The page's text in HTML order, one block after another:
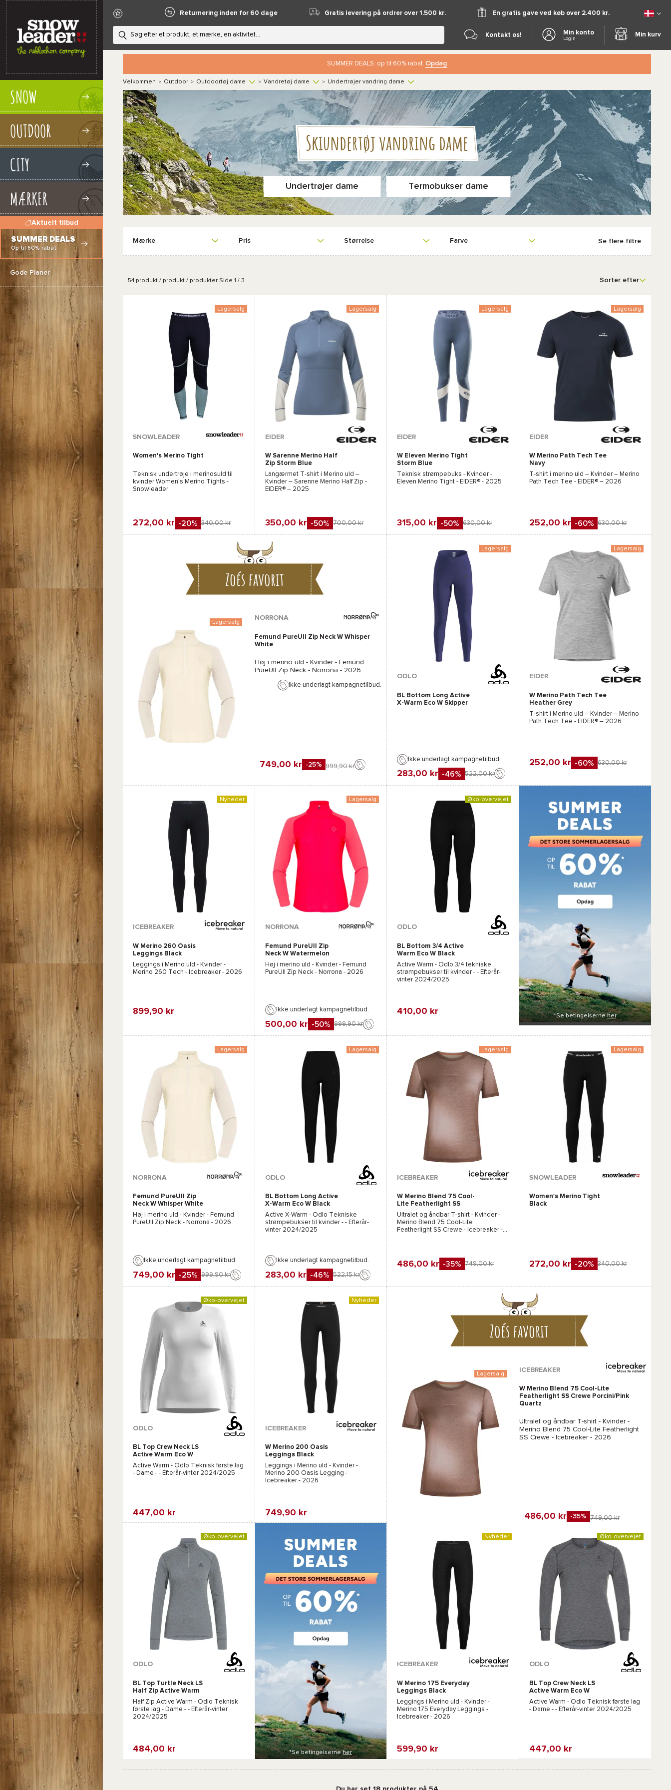
SNOW
OUTDOOR
CITY
MÆRKER
Aktuelt tilbud
SUMMER DEALS
Op til 60% rabat
Gode Planer
Returnering inden for 60 dage Gratis levering på ordrer over 1.500 kr. En gratis gave ved køb over 2.400 kr.
Kontakt os! Min konto
Login
Min kurv
SUMMER DEALS: op til 60% rabat Opdag
Velkommen > Outdoor > Outdoortøj dame > Vandretøj dame > Undertrøjer vandring dame
Skiundertøj vandring dame
Undertrøjer dame Termobukser dame
Mærke Pris Størrelse Farve Se flere filtre
54 produkt / produkt / produkter Side 1 / 3 Sorter efter
Lagersalg
SNOWLEADER
Women's Merino Tight
Teknisk undertrøje i merinosuld til
kvinder Women's Merino Tights -
Snowleader
272,00 kr -20% 340,00 kr
Lagersalg
EIDER
W Sarenne Merino Half
Zip Storm Blue
Langærmet T-shirt i Merino uld –
Kvinder – Sarenne Merino Half Zip -
EIDER®– 2025
350,00 kr -50% 700,00 kr
Lagersalg
Sort
EIDER
W Eleven Merino Tight
Storm Blue
Teknisk strømpebuks - Kvinder -
Eleven Merino Tight - EIDER® - 2025
315,00 kr -50% 630,00 kr
Lagersalg
Grå
EIDER
W Merino Path Tech Tee
Navy
T-shirt i merino uld – Kvinder – Merino
Path Tech Tee - EIDER®– 2026
252,00 kr -60% 630,00 kr
Zoés favorit
Lagersalg
NORRONA
Femund PureUll Zip Neck W Whisper
White
Høj i merino uld - Kvinder - Femund
PureUll Zip Neck - Norrona - 2026
Ikke underlagt kampagnetilbud.
749,00 kr -25% 999,90 kr
Lagersalg
ODLO
BL Bottom Long Active
X-Warm Eco W Skipper
Ikke underlagt kampagnetilbud.
283,00 kr -46% 522,00 kr
Lagersalg
Flåde
EIDER
W Merino Path Tech Tee
Heather Grey
T-shirt i Merino uld – Kvinder – Merino
Path Tech Tee - EIDER®– 2026
252,00 kr -60% 630,00 kr
Nyheder
ICEBREAKER
W Merino 260 Oasis
Leggings Black
Leggings i Merino uld - Kvinder -
Merino 260 Tech - Icebreaker - 2026
899,90 kr
Lagersalg
Hvid
NORRONA
Femund PureUll Zip
Neck W Watermelon
Høj i merino uld - Kvinder - Femund
PureUll Zip Neck - Norrona - 2026
Ikke underlagt kampagnetilbud.
500,00 kr -50% 999,90 kr
Øko-overvejet
ODLO
BL Bottom 3/4 Active
Warm Eco W Black
Active Warm - Odlo 3/4 tekniske
strømpebukser til kvinder - - Efterår-
vinter 2024/2025
410,00 kr *Se betingelserneher
Lagersalg
Lyserød
NORRONA
Femund PureUll Zip
Neck W Whisper White
Høj i merino uld - Kvinder - Femund
PureUll Zip Neck - Norrona - 2026
Ikke underlagt kampagnetilbud.
749,00 kr -25% 999,90 kr
Lagersalg
ODLO
BL Bottom Long Active
X-Warm Eco W Black
Active X-Warm - Odlo Tekniske
strømpebukser til kvinder - - Efterår-
vinter 2024/2025
Ikke underlagt kampagnetilbud.
283,00 kr -46% 522,15 kr
Lagersalg
ICEBREAKER
W Merino Blend 75 Cool-
Lite Featherlight SS
Crewe Porcini/Pink
Quartz
Ultralet og åndbar T-shirt - Kvinder -
Merino Blend 75 Cool-Lite
Featherlight SS Crewe - Icebreaker -
486,00 kr -35% 749,00 kr
Lagersalg
Flåde
SNOWLEADER
Women's Merino Tight
Black
272,00 kr -20% 340,00 kr
Øko-overvejet
Sort Hvid Grå
ODLO
BL Top Crew Neck LS
Active Warm Eco W
White
Active Warm - Odlo Teknisk første lag
- Dame - - Efterår-vinter 2024/2025
447,00 kr
Nyheder
Flåde
ICEBREAKER
W Merino 200 Oasis
Leggings Black
Leggings i Merino uld - Kvinder -
Merino 200 Oasis Legging -
Icebreaker- 2026
749,90 kr
Zoés favorit
Lagersalg
ICEBREAKER
W Merino Blend 75 Cool-Lite
Featherlight SS Crewe Porcini/Pink
Quartz
Ultralet og åndbar T-shirt - Kvinder -
Merino Blend 75 Cool-Lite Featherlight
SS Crewe - Icebreaker- 2026
486,00 kr -35% 749,00 kr
Øko-overvejet
ODLO
BL Top Turtle Neck LS
Half Zip Active Warm
Eco W Steel Grey
Melange
Half Zip Active Warm - Odlo Teknisk
første lag - Dame - - Efterår-vinter
2024/2025
484,00 kr *Se betingelserneher
Nyheder
ICEBREAKER
W Merino 175 Everyday
Leggings Black
Leggings i Merino uld - Kvinder -
Merino 175 Everyday Leggings -
Icebreaker - 2026
599,90 kr
Øko-overvejet
Hvid Sort Hvid
ODLO
BL Top Crew Neck LS
Active Warm Eco W
Steel Grey Melange
Active Warm - Odlo Teknisk første lag
- Dame - - Efterår-vinter 2024/2025
447,00 kr